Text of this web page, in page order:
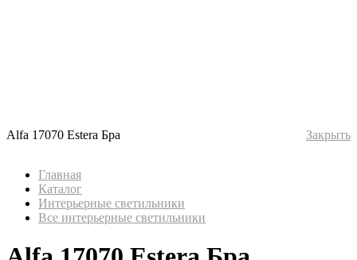
Alfa 17070 Estera Бра Закрыть
Главная
Каталог
Интерьерные светильники
Все интерьерные светильники